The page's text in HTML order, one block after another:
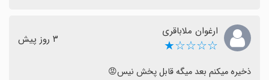
ارغوان ملاباقری
☆☆☆☆★ ٣ روز پیش
ذخیره میکنم بعد میگه قابل پخش نیس😡